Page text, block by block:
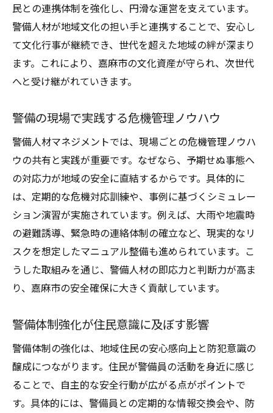
民との連携体制を強化し、円滑な運営を支えています。
警備人材が地域文化の担い手と連携することで、安心し
て文化行事が継続でき、世代を超えた地域の絆が深まり
ます。これにより、嘉麻市の文化資産が守られ、次世代
へと受け継がれていきます。
警備の現場で実践する危機管理ノウハウ
警備人材マネジメントでは、現場ごとの危機管理ノウハ
ウの共有と実践が重要です。なぜなら、予期せぬ事態へ
の対応力が地域の安全に直結するからです。具体的に
は、定期的な危機対応訓練や、事例に基づくシミュレー
ション演習が実施されています。例えば、大雨や地震時
の避難誘導、緊急時の連絡体制の確立など、現実的なリ
スクを想定したマニュアル整備も進められています。こ
うした取組みを通じ、警備人材の即応力と判断力が高ま
り、嘉麻市の安全確保に大きく貢献しています。
警備体制強化が住民意識に及ぼす影響
警備体制の強化は、地域住民の安心感向上と防犯意識の
醸成につながります。住民が警備員の活動を身近に感じ
ることで、自主的な安全行動が広がる点がポイントで
す。具体的には、警備員との定期的な情報交換会や、防